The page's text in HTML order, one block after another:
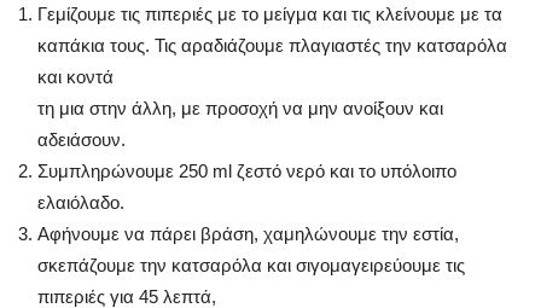
Γεμίζουμε τις πιπεριές με το μείγμα και τις κλείνουμε με τα
καπάκια τους. Τις αραδιάζουμε πλαγιαστές την κατσαρόλα
και κοντά
τη μια στην άλλη, με προσοχή να μην ανοίξουν και
αδειάσουν.
Συμπληρώνουμε 250 ml ζεστό νερό και το υπόλοιπο
ελαιόλαδο.
Αφήνουμε να πάρει βράση, χαμηλώνουμε την εστία,
σκεπάζουμε την κατσαρόλα και σιγομαγειρεύουμε τις
πιπεριές για 45 λεπτά,